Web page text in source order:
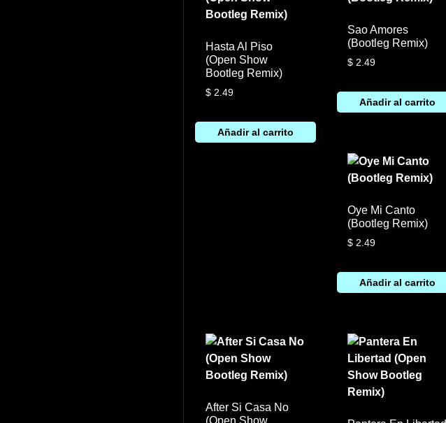
Hasta Al Piso
(Open Show
Bootleg Remix)
$ 2.49
Añadir al carrito
Sao Amores
(Bootleg Remix)
$ 2.49
Añadir al carrito
Oye Mi Canto
(Bootleg Remix)
$ 2.49
Añadir al carrito
After Si Casa No
(Open Show